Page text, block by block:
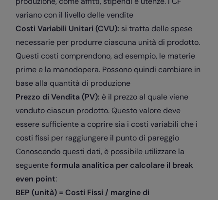
variano con il livello delle vendite
Costi Variabili Unitari (CVU): si tratta delle spese
necessarie per produrre ciascuna unità di prodotto.
Questi costi comprendono, ad esempio, le materie
prime e la manodopera. Possono quindi cambiare in
base alla quantità di produzione
Prezzo di Vendita (PV): è il prezzo al quale viene
venduto ciascun prodotto. Questo valore deve
essere sufficiente a coprire sia i costi variabili che i
costi fissi per raggiungere il punto di pareggio
Conoscendo questi dati, è possibile utilizzare la
seguenteformula analitica per calcolare il break
even point:
BEP (unità) = Costi Fissi / margine di